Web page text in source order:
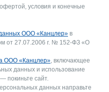
условия и конечные
ООО «Канцлер» в
от 27.07.2006 г. № 152-ФЗ «О
ООО «Канцлер», включающее
данных и использование
покиньте сайт.
данных направьте